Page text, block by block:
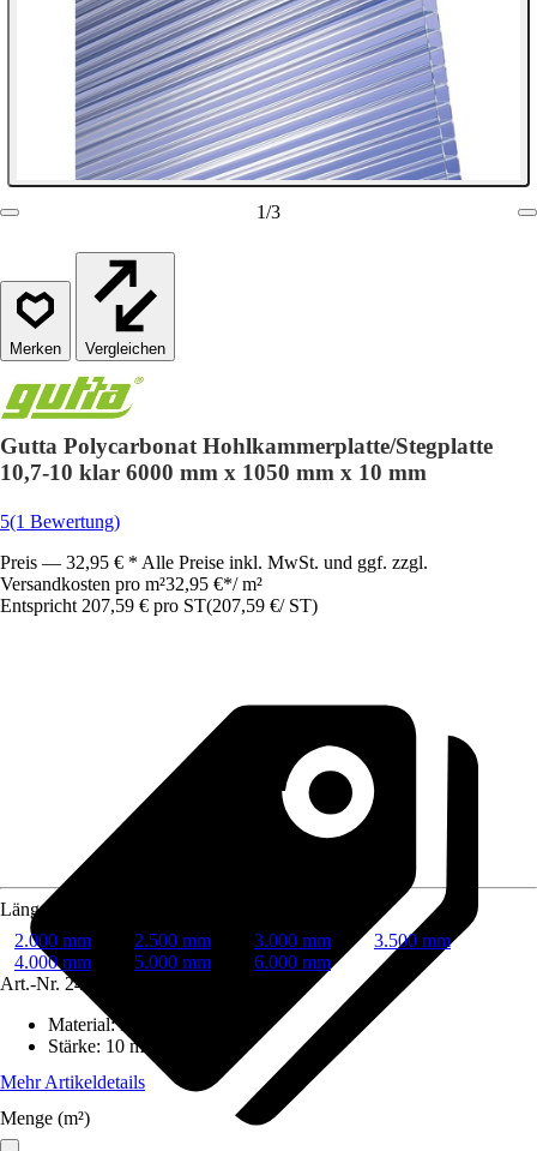
1/3
Vergleichen
Gutta Polycarbonat Hohlkammerplatte/Stegplatte
10,7-10 klar 6000 mm x 1050 mm x 10 mm
5(1 Bewertung)
Preis — 32,95 € * Alle Preise inkl. MwSt. und ggf. zzgl.
Versandkosten pro m²32,95 €*/ m²
Entspricht 207,59 € pro ST(207,59 €/ ST)
Länge
2.000 mm
2.500 mm 3.000 mm
3.500 mm
4.000 mm
5.000 mm
6.000 mm
Art.-Nr. 248997
Material:Kunststoff
Stärke: 10 mm
Mehr Artikeldetails
Menge (m²)